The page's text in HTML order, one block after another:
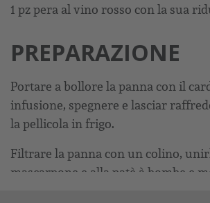
1 pz pera al vino rosso con la sua
PREPARAZIONE
Portare a bollore la panna con il
infusione, spegnere e lasciar
la pellicola in frigo.
Filtrare la panna con un colino,
mascarpone e alla patè à bombe e